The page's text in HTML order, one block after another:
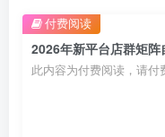
2026年新平台店群矩
此内容为付费阅读，请付
付费阅读